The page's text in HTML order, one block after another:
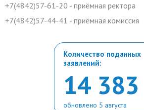
+7(4842)57-61-20 - приёмная ректора
+7(4842)57-44-41 - приёмная комиссия
Количество поданных
заявлений:
14 383
обновлено 5 августа